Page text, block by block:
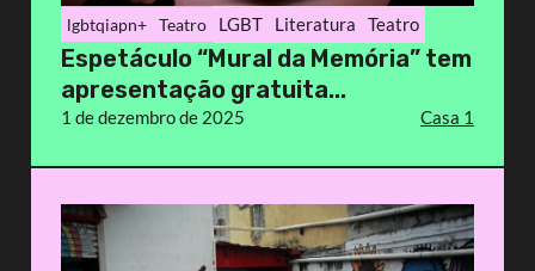
lgbtqiapn+ Teatro LGBT Literatura Teatro
Espetáculo “Mural da Memória” tem
apresentação gratuita...
1 de dezembro de 2025 Casa 1